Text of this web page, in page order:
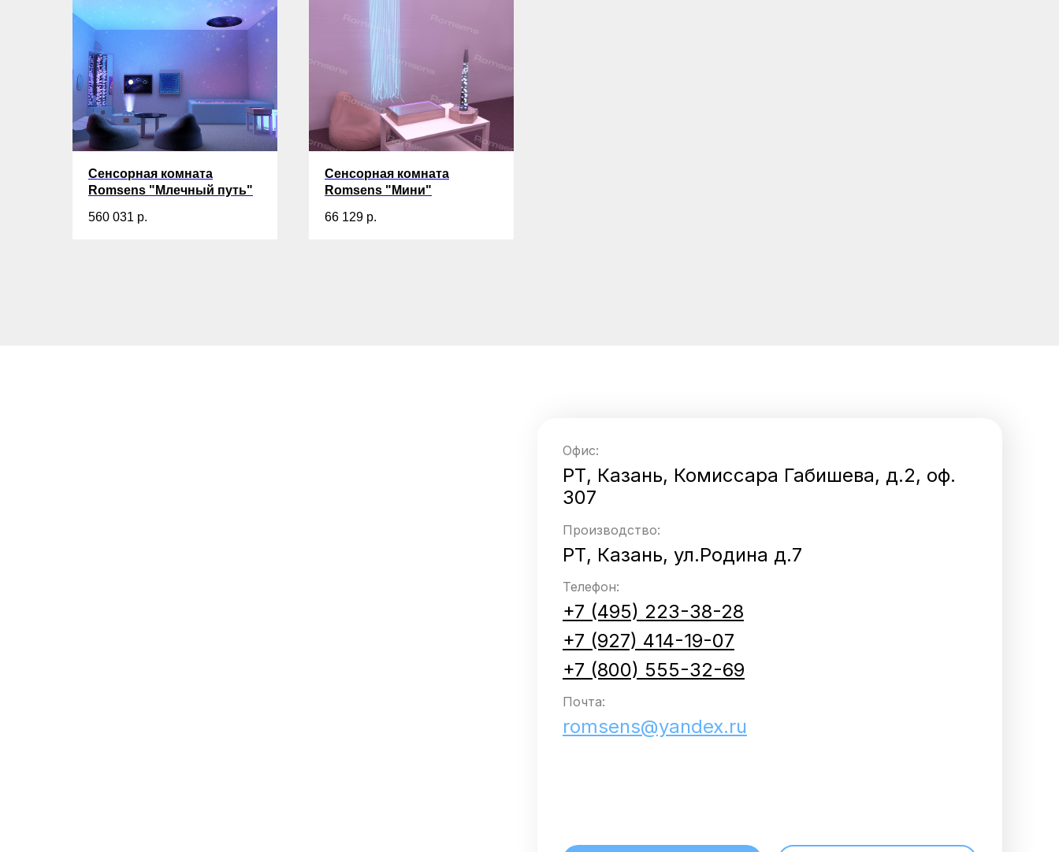
Сенсорная комната
Romsens "Млечный путь"
560 031 р.
Сенсорная комната
Romsens "Мини"
66 129 р.
Офис:
РТ, Казань, Комиссара Габишева, д.2, оф.
307
Производство:
РТ, Казань, ул.Родина д.7
Телефон:
+7 (495) 223-38-28
+7 (927) 414-19-07
+7 (800) 555-32-69
Почта:
romsens@yandex.ru